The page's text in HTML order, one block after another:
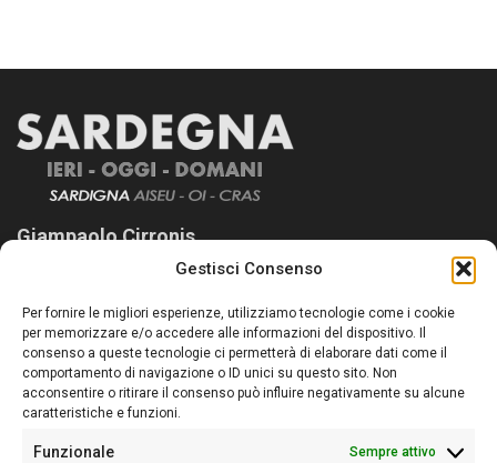
Gestisci Consenso
Per fornire le migliori esperienze, utilizziamo tecnologie come i cookie
per memorizzare e/o accedere alle informazioni del dispositivo. Il
consenso a queste tecnologie ci permetterà di elaborare dati come il
comportamento di navigazione o ID unici su questo sito. Non
acconsentire o ritirare il consenso può influire negativamente su alcune
caratteristiche e funzioni.
Funzionale Sempre attivo
Giampaolo Cirronis
Sardegna Ieri-Oggi-Domani nasce per informare “liberamente” i
lettori su quanto accade in Sardegna, con un occhio rivolto al
nostro passato e, soprattutto, al nostro futuro
Follow Us